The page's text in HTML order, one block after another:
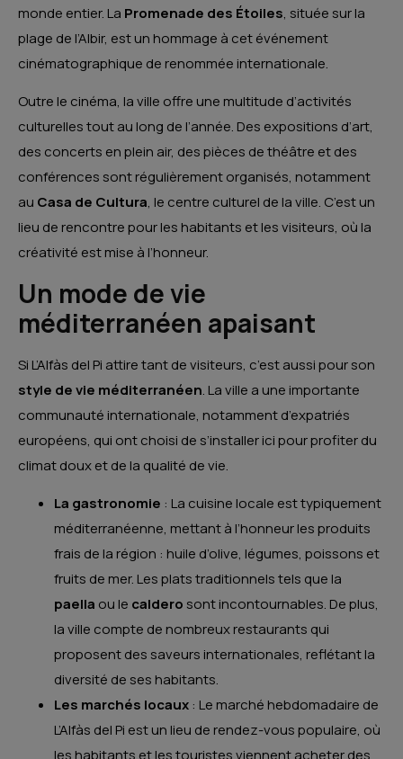
monde entier. La Promenade des Étoiles, située sur la
plage de l’Albir, est un hommage à cet événement
cinématographique de renommée internationale.
Outre le cinéma, la ville offre une multitude d’activités
culturelles tout au long de l’année. Des expositions d’art,
des concerts en plein air, des pièces de théâtre et des
conférences sont régulièrement organisés, notamment
au Casa de Cultura, le centre culturel de la ville. C’est un
lieu de rencontre pour les habitants et les visiteurs, où la
créativité est mise à l’honneur.
Un mode de vie
méditerranéen apaisant
Si L’Alfàs del Pi attire tant de visiteurs, c’est aussi pour son
style de vie méditerranéen. La ville a une importante
communauté internationale, notamment d’expatriés
européens, qui ont choisi de s’installer ici pour profiter du
climat doux et de la qualité de vie.
La gastronomie : La cuisine locale est typiquement
méditerranéenne, mettant à l’honneur les produits
frais de la région : huile d’olive, légumes, poissons et
fruits de mer. Les plats traditionnels tels que la
paella ou le caldero sont incontournables. De plus,
la ville compte de nombreux restaurants qui
proposent des saveurs internationales, reflétant la
diversité de ses habitants.
Les marchés locaux : Le marché hebdomadaire de
L’Alfàs del Pi est un lieu de rendez-vous populaire, où
les habitants et les touristes viennent acheter des